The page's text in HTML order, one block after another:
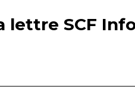
lettre SCF